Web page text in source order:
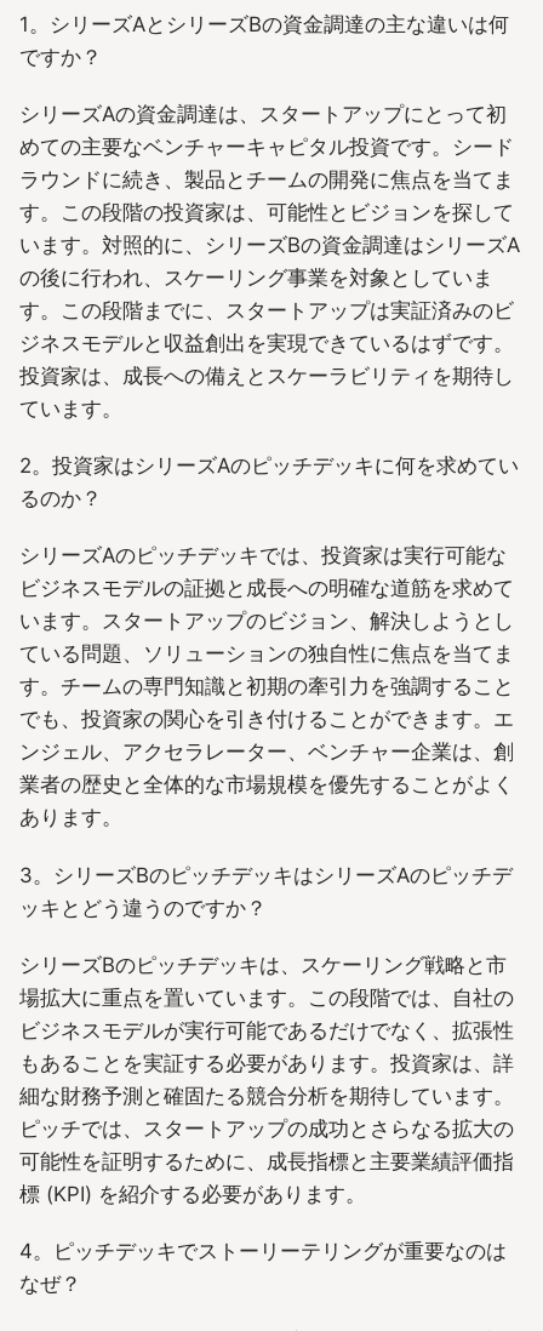
1。シリーズAとシリーズBの資金調達の主な違いは何
ですか？
シリーズAの資金調達は、スタートアップにとって初
めての主要なベンチャーキャピタル投資です。シード
ラウンドに続き、製品とチームの開発に焦点を当てま
す。この段階の投資家は、可能性とビジョンを探して
います。対照的に、シリーズBの資金調達はシリーズA
の後に行われ、スケーリング事業を対象としていま
す。この段階までに、スタートアップは実証済みのビ
ジネスモデルと収益創出を実現できているはずです。
投資家は、成長への備えとスケーラビリティを期待し
ています。
2。投資家はシリーズAのピッチデッキに何を求めてい
るのか？
シリーズAのピッチデッキでは、投資家は実行可能な
ビジネスモデルの証拠と成長への明確な道筋を求めて
います。スタートアップのビジョン、解決しようとし
ている問題、ソリューションの独自性に焦点を当てま
す。チームの専門知識と初期の牽引力を強調すること
でも、投資家の関心を引き付けることができます。エ
ンジェル、アクセラレーター、ベンチャー企業は、創
業者の歴史と全体的な市場規模を優先することがよく
あります。
3。シリーズBのピッチデッキはシリーズAのピッチデ
ッキとどう違うのですか？
シリーズBのピッチデッキは、スケーリング戦略と市
場拡大に重点を置いています。この段階では、自社の
ビジネスモデルが実行可能であるだけでなく、拡張性
もあることを実証する必要があります。投資家は、詳
細な財務予測と確固たる競合分析を期待しています。
ピッチでは、スタートアップの成功とさらなる拡大の
可能性を証明するために、成長指標と主要業績評価指
標 (KPI) を紹介する必要があります。
4。ピッチデッキでストーリーテリングが重要なのは
なぜ？